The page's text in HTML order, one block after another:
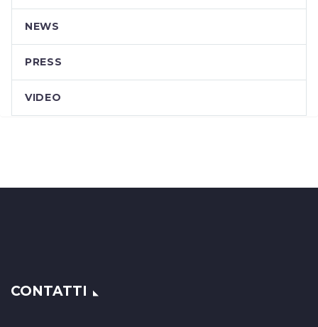
NEWS
PRESS
VIDEO
CONTATTI